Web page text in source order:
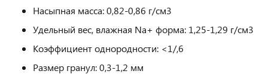
Насыпная масса: 0,82-0,86 г/см3
Удельный вес, влажная Na+ форма: 1,25-1,29 г/см3
Коэффициент однородности: <1/,6
Размер гранул: 0,3-1,2 мм